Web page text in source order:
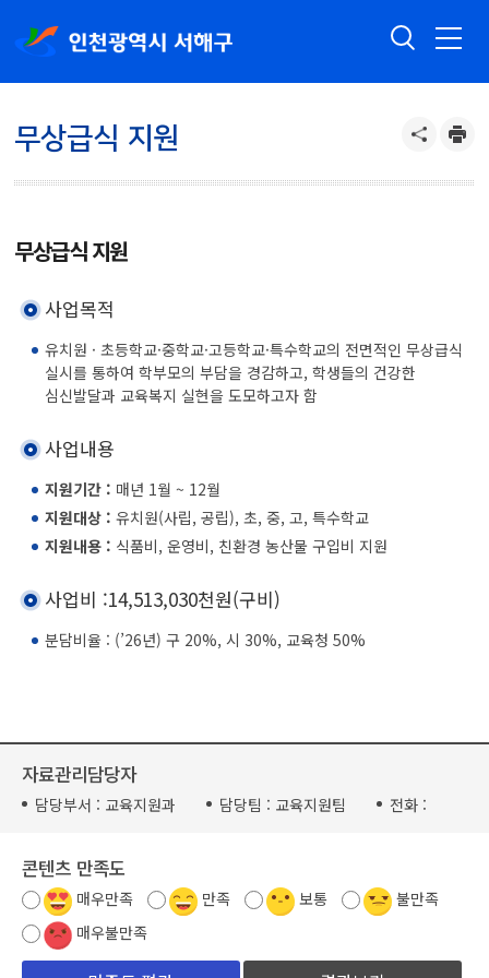
무상급식 지원
무상급식 지원
사업목적
유치원 · 초등학교·중학교·고등학교·특수학교의 전면적인 무상급식
실시를 통하여 학부모의 부담을 경감하고, 학생들의 건강한
심신발달과 교육복지 실현을 도모하고자 함
사업내용
지원기간 : 매년 1월 ~ 12월
지원대상 : 유치원(사립, 공립), 초, 중, 고, 특수학교
지원내용 : 식품비, 운영비, 친환경 농산물 구입비 지원
사업비 :14,513,030천원(구비)
분담비율 : (’26년) 구 20%, 시 30%, 교육청 50%
자료관리담당자
담당부서 : 교육지원과 담당팀 : 교육지원팀 전화 :
콘텐츠 만족도
매우만족 만족 보통
불만족
매우불만족